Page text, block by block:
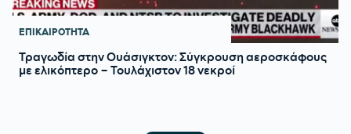
ΕΠΙΚΑΙΡΟΤΗΤΑ
Τραγωδία στην Ουάσιγκτον: Σύγκρουση αεροσκάφους
με ελικόπτερο – Τουλάχιστον 18 νεκροί